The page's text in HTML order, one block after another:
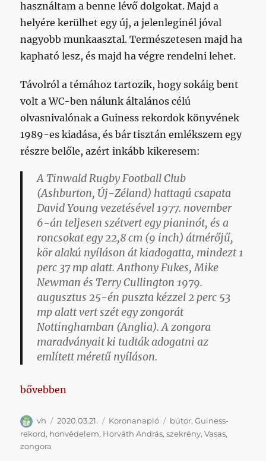
használtam a benne lévő dolgokat. Majd a
helyére kerülhet egy új, a jelenleginél jóval
nagyobb munkaasztal. Természetesen majd ha
kapható lesz, és majd ha végre rendelni lehet.
Távolról a témához tartozik, hogy sokáig bent
volt a WC-ben nálunk általános célú
olvasnivalónak a Guiness rekordok könyvének
1989-es kiadása, és bár tisztán emlékszem egy
részre belőle, azért inkább kikeresem:
A Tinwald Rugby Football Club
(Ashburton, Új-Zéland) hattagú csapata
David Young vezetésével 1977. november
6-án teljesen szétvert egy pianinót, és a
roncsokat egy 22,8 cm (9 inch) átmérőjű,
kör alakú nyíláson át kiadogatta, mindezt 1
perc 37 mp alatt. Anthony Fukes, Mike
Newman és Terry Cullington 1979.
augusztus 25-én puszta kézzel 2 perc 53
mp alatt vert szét egy zongorát
Nottinghamban (Anglia). A zongora
maradványait ki tudták adogatni az
említett méretű nyíláson.
„Koronanapló 6. nap”
bővebben
Szerző
vh Közzétéve
2020.03.21. Kategória
Koronanapló Címke
bútor,Guiness-
rekord, honvédelem, Horváth András,szekrény,Vasas,
zongora